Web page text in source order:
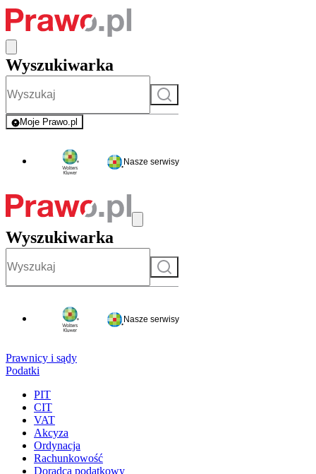
Wyszukiwarka
Szukaj
Moje Prawo.pl
- rejestracja i logowanie do serwisu
Nasze serwisy
Wyszukiwarka
Szukaj
Nasze serwisy
Prawnicy i sądy
Podatki
PIT
CIT
VAT
Akcyza
Ordynacja
Rachunkowość
Doradca podatkowy